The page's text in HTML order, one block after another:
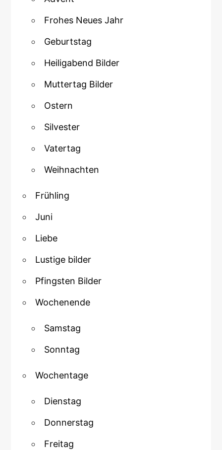
Frohes Neues Jahr
Geburtstag
Heiligabend Bilder
Muttertag Bilder
Ostern
Silvester
Vatertag
Weihnachten
Frühling
Juni
Liebe
Lustige bilder
Pfingsten Bilder
Wochenende
Samstag
Sonntag
Wochentage
Dienstag
Donnerstag
Freitag